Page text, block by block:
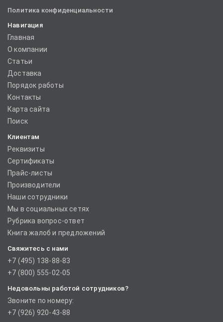
Политика конфиденциальности
Навигация
Главная
О компании
Статьи
Доставка
Порядок работы
Контакты
Карта сайта
Поиск
Клиентам
Реквизиты
Сертификаты
Прайс-листы
Производители
Наши сотрудники
Мы в социальных сетях
Рубрика вопрос-ответ
Книга жалоб и предложений
Свяжитесь с нами
+7 (495) 138-88-83
+7 (800) 555-02-05
Недовольны работой сотрудников?
Звоните по номеру:
+7 (926) 920-43-88